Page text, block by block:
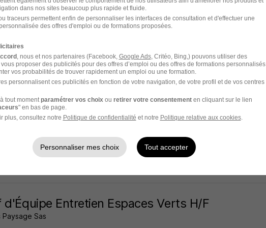
- 33 Intérim 3 mois
d'Équipe Paysagiste - Secteur Entretien H/F
d'Équipe Entretien Espaces Verts H/F
Sas
dans nos sites beaucoup plus rapide et fluide.
traceurs permettent enfin de personnaliser les interfaces de consultation et d'effectuer une
des offres d'emploi ou de formations proposées.
, nous et nos partenaires (Facebook, Google Ads, Critéo, Bing,) pouvons utiliser des
proposer des publicités pour des offres d’emploi ou des offres de formations personnalisés
vos probabilités de trouver rapidement un emploi ou une formation.
personnalisent ces publicités en fonction de votre navigation, de votre profil et de vos centres
tout moment paramétrer vos choix ou retirer votre consentementen cliquant sur le lien
" en bas de page.
plus, consultez notre Politique de confidentialité et notre Politique relative aux cookies.
Personnaliser mes choix Tout accepter